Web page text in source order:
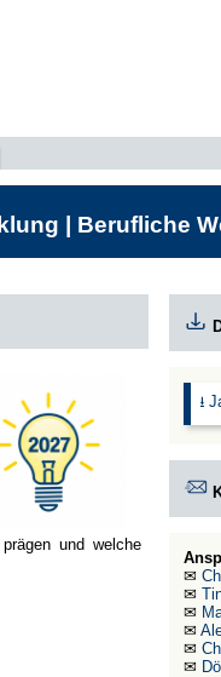
| Berufliche
und welche
⭳
✉
✉
✉
✉
✉
✉